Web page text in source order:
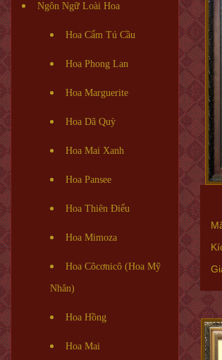
Ngôn Ngữ Loài Hoa
Hoa Cẩm Tú Cầu
Hoa Phong Lan
Hoa Marguerite
Hoa Dã Quỳ
Hoa Mai Xanh
Hoa Pansee
Hoa Thiên Điểu
Hoa Mimoza
Hoa Côcơnicô (Hoa Mỹ
Nhân)
Hoa Hồng
Hoa Mai